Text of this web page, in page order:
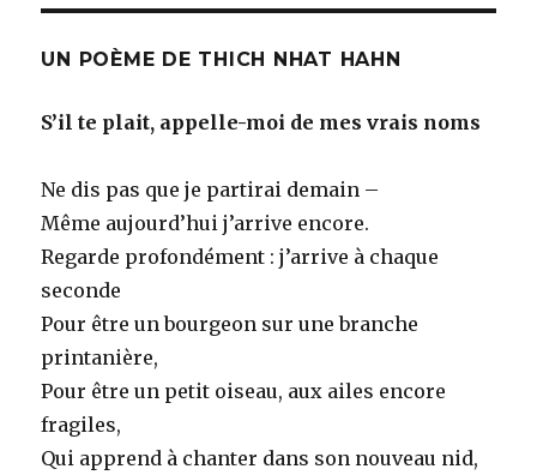
UN POÈME DE THICH NHAT HAHN
S’il te plait, appelle-moi de mes vrais noms
Ne dis pas que je partirai demain –
Même aujourd’hui j’arrive encore.
Regarde profondément : j’arrive à chaque
seconde
Pour être un bourgeon sur une branche
printanière,
Pour être un petit oiseau, aux ailes encore
fragiles,
Qui apprend à chanter dans son nouveau nid,